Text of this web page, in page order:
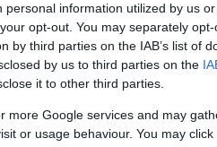
information utilized by us
opt-out. You may separately
by third parties on the IAB’s list of
by us to third parties on the
it to other third parties.
more Google services and may
or usage behaviour. You may
kan
bär och